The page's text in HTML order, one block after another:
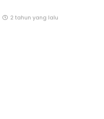
2 tahun yang lalu